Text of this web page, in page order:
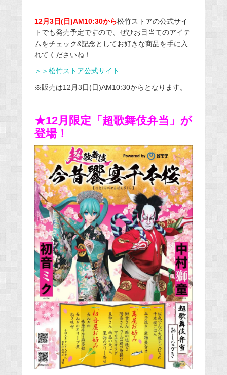
12月3日(日)AM10:30から松竹ストアの公式サイ
トでも発売予定ですので、ぜひお目当てのアイテ
ムをチェック&記念としてお好きな商品を手に入
れてくださいね！
＞＞松竹ストア公式サイト
※販売は12月3日(日)AM10:30からとなります。
★12月限定「超歌舞伎弁当」が
登場！